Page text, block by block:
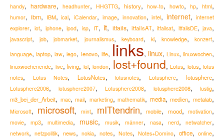
handy, hardware, headhunter, HHGTTG, history, how-to, howto, hp, html,
humor, ibm, IBM,ical,iCalendar, image, innovation,intel,internet,internet
explorer,iot, iphone,ipod, isp, IT,it, itfails, itfailsAT,itfailsat, itfailsDE,java,
javascript, job,jobmarket,journalismus, keyboard, ki,knowledge,konzert,
language,laptop,law,lego, lenovo, life, links, linux, Linux,linuxwochen,
linuxwochenende, live, living, lol, london, lost+found, Lotus, lotus, lotus
notes, Lotus Notes, LotusNotes,lotusnotes,Lotusphere,lotusphere,
Lotusphere2006, lotusphere2007, Lotusphere2008, lotusphere2008, lustig,
m3_bei_der_Arbeit, mac,mail, marketing,mathematik, media,medien,metalab,
Microsoft, microsoft, mint, mITtendrin,mobile, mood,motivation,
movie,mp3,multimedia, music, musik, männer, nasa, nerd, netwatcher,
network, netzpolitik, news, nokia, notes, Notes, Notes+Domino, office, online,